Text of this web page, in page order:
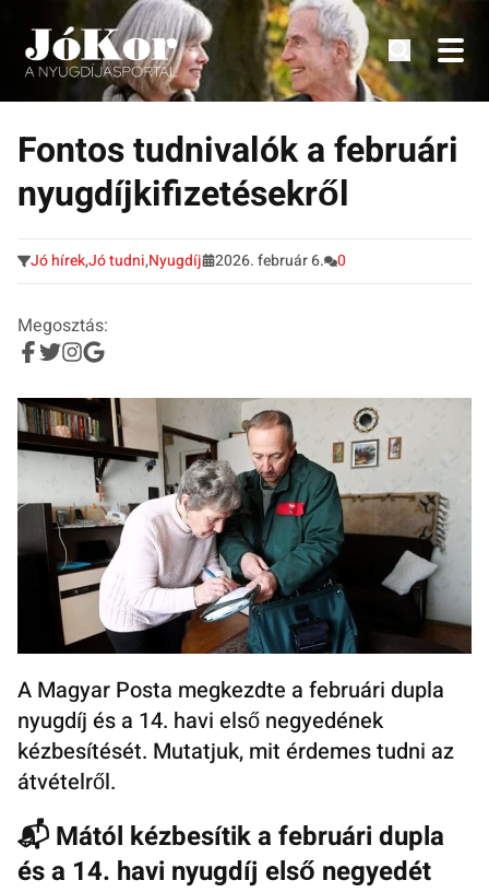
Tovább
tartalomra
Tudnivalók, érdekességek idősek számára.
Fontos tudnivalók a februári
nyugdíjkifizetésekről
Jó hírek,Jó tudni,Nyugdíj 2026. február 6. 0
Megosztás:
A Magyar Posta megkezdte a februári dupla
nyugdíj és a 14. havi első negyedének
kézbesítését. Mutatjuk, mit érdemes tudni az
átvételről.
📬 Mától kézbesítik a februári dupla
és a 14. havi nyugdíj első negyedét